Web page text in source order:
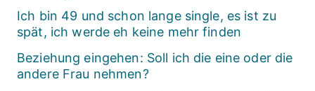
Ich bin 49 und schon lange single, es ist zu
spät, ich werde eh keine mehr finden
Beziehung eingehen: Soll ich die eine oder die
andere Frau nehmen?